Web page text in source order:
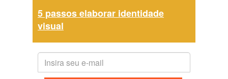
5 passos elaborar identidade
visual